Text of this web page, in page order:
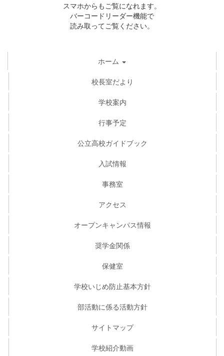
スマホからもご覧になれます。
バーコードリーダー機能で
読み取ってご覧ください。
ホーム
校長室だより
学校案内
行事予定
公立高校ガイドブック
入試情報
事務室
アクセス
オープンキャンパス情報
奨学金関係
保健室
学校いじめ防止基本方針
部活動に係る活動方針
サイトマップ
学校紹介動画